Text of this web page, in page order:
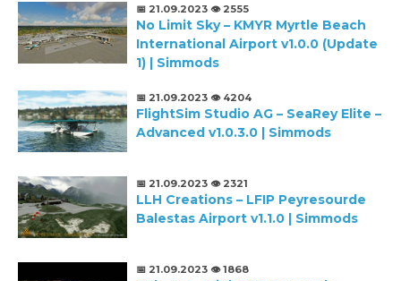
📅 21.09.2023 👁️ 2555
No Limit Sky – KMYR Myrtle Beach
International Airport v1.0.0 (Update
1) | Simmods
📅 21.09.2023 👁️ 4204
FlightSim Studio AG – SeaRey Elite –
Advanced v1.0.3.0 | Simmods
📅 21.09.2023 👁️ 2321
LLH Creations – LFIP Peyresourde
Balestas Airport v1.1.0 | Simmods
📅 21.09.2023 👁️ 1868